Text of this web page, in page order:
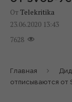
От Telekritika
23.06.2020 13:43
7628
Главная
отписываются от